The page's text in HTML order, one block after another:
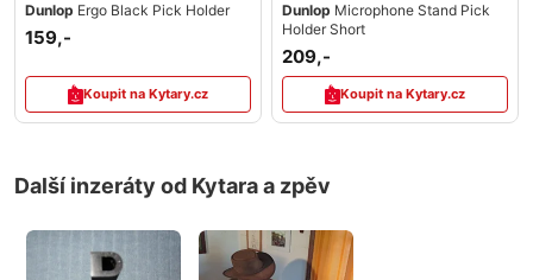
Dunlop Ergo Black Pick Holder
159,-
Koupit na Kytary.cz
Dunlop Microphone Stand Pick
Holder Short
209,-
Koupit na Kytary.cz
Další inzeráty od Kytara a zpěv